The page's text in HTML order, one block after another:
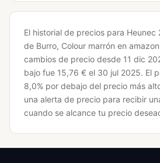
El historial de precios para
de Burro, Colour marrón en
cambios de precio desde 11 dic
bajo fue 15,76 € el 30 jul 2025. El
8,0% por debajo del precio más
una alerta de precio para recibir
cuando se alcance tu precio